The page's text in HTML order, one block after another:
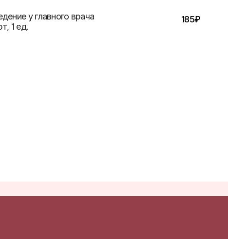
у главного врача
1 ед.
185₽